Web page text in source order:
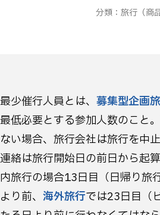
分類： 旅行 （商
最少催行人員とは、 募集型企画
最低必要とする参加人数のこと
ない場合、旅行会社は旅行を中
連絡は旅行開始日の前日から起
内旅行の場合13日目（日帰り旅
より前、 海外旅行では23日目（